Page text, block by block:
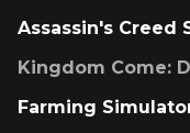
Assassin's Creed
Kingdom Come:
Farming